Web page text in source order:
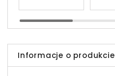
Informacje o produkcie